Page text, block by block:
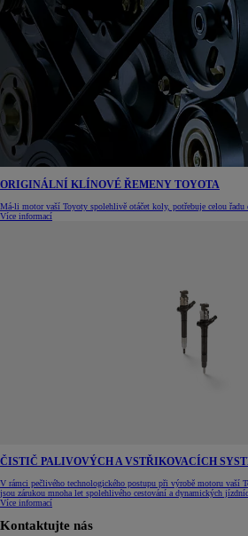
ORIGINÁLNÍ KLÍNOVÉ ŘEMENY TOYOTA
Má-li motor vaší Toyoty spolehlivě otáčet koly, potřebuje celou řadu
Více informací
ČISTIČ PALIVOVÝCH A VSTŘIKOVACÍCH
V rámci pečlivého technologického postupu při výrobě motoru vaší
jsou zárukou mnoha let spolehlivého cestování a dynamických
Více informací
Kontaktujte nás